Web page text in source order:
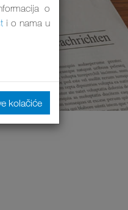
o
i o nama u
kolačiće